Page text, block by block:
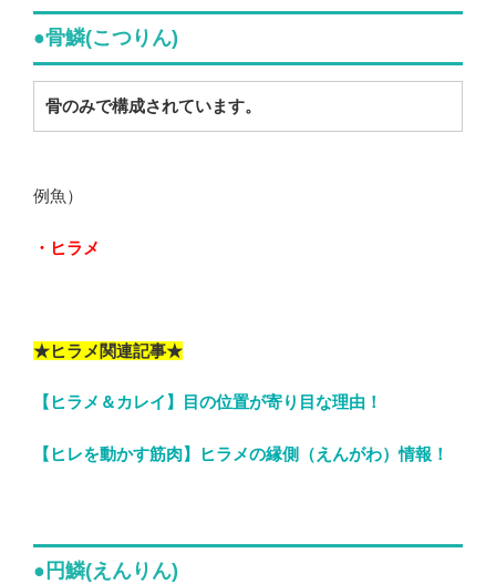
●骨鱗(こつりん)
骨のみで構成されています。
例魚）
・ヒラメ
★ヒラメ関連記事★
【ヒラメ＆カレイ】目の位置が寄り目な理由！
【ヒレを動かす筋肉】ヒラメの縁側（えんがわ）情報！
●円鱗(えんりん)